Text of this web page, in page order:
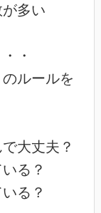
多い
・
ルールを
大丈夫？
る？
る？